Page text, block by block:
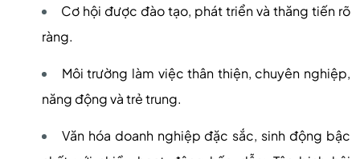
Cơ hội được đào tạo, phát triển và thăng tiến rõ
ràng.
Môi trường làm việc thân thiện, chuyên nghiệp,
năng động và trẻ trung.
Văn hóa doanh nghiệp đặc sắc, sinh động bậc